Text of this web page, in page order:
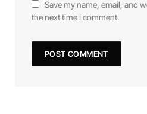
Save my name, email, and
the next time I comment.